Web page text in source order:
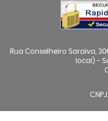
Rua Conselheiro Saraiva,
local) -